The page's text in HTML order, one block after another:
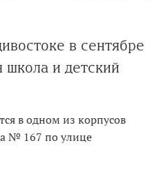
в сентябре
школа и детский
в одном из корпусов
№ 167 по улице